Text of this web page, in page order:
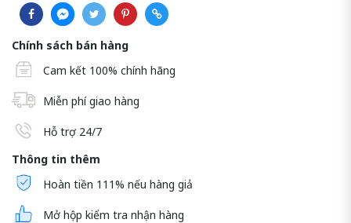
Chính sách bán hàng
Cam kết 100% chính hãng
Miễn phí giao hàng
Hỗ trợ 24/7
Thông tin thêm
Hoàn tiền 111% nếu hàng giả
Mở hộp kiểm tra nhận hàng